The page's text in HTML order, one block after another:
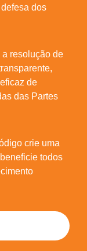
dos
resolução de
de
das Partes
crie uma
todos